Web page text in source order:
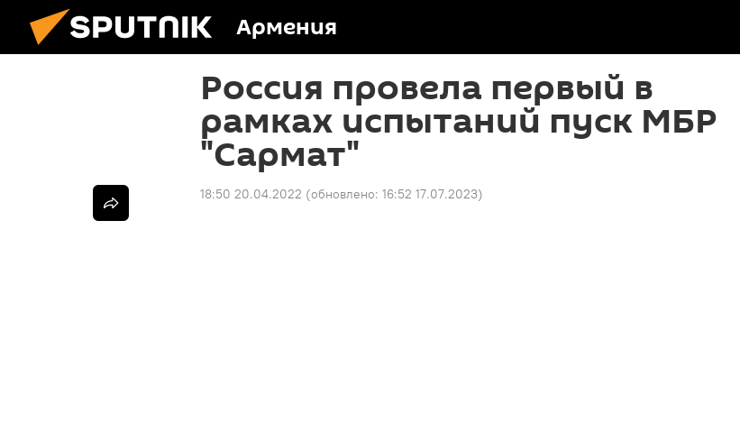
Армения
Россия провела первый в
рамках испытаний пуск МБР
"Сармат"
18:50 20.04.2022 (обновлено: 16:52 17.07.2023)